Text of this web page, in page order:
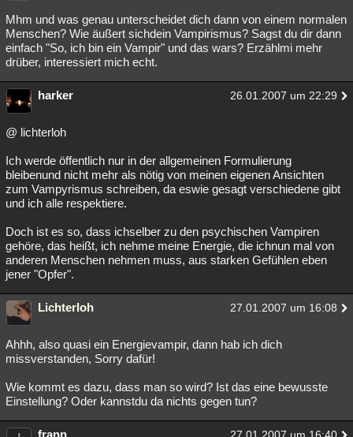
Mhm und was genau unterscheidet dich dann von einem normalen
Menschen? Wie äußert sichdein Vampirismus? Sagst du dir dann
einfach "So, ich bin ein Vampir" und das wars? Erzählmi mehr
drüber, interessiert mich echt.
harker 26.01.2007 um 22:29
@ lichterloh
Ich werde öffentlich nur in der allgemeinen Formulierung
bleibenund nicht mehr als nötig von meinen eigenen Ansichten
zum Vampyrismus schreiben, da eswie gesagt verschiedene gibt
und ich alle respektiere.
Doch ist es so, dass ichselber zu den psychischen Vampiren
gehöre, das heißt, ich nehme meine Energie, die ichnun mal von
anderen Menschen nehmen muss, aus starken Gefühlen eben
jener "Opfer".
Lichterloh 27.01.2007 um 16:08
Ahhh, also quasi ein Energievampir, dann hab ich dich
missverstanden, Sorry dafür!
Wie kommt es dazu, dass man so wird? Ist das eine bewusste
Einstellung? Oder kannstdu da nichts gegen tun?
frann